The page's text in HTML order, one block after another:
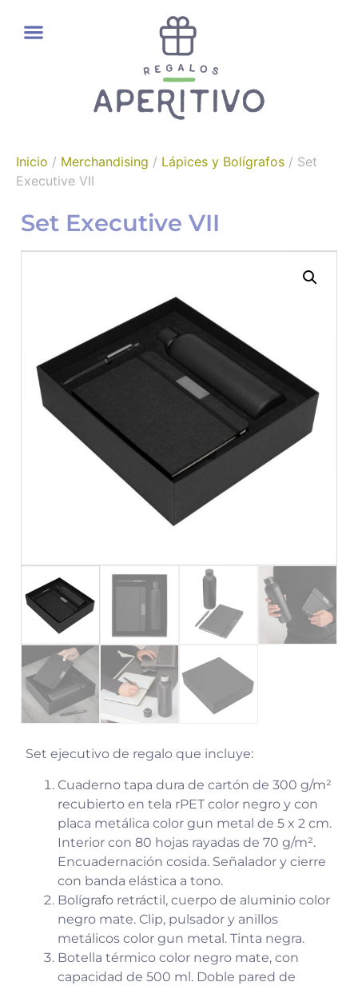
Inicio / Merchandising / Lápices y Bolígrafos / Set
Executive VII
Set Executive VII
Set ejecutivo de regalo que incluye:
Cuaderno tapa dura de cartón de 300 g/m²
recubierto en tela rPET color negro y con
placa metálica color gun metal de 5 x 2 cm.
Interior con 80 hojas rayadas de 70 g/m².
Encuadernación cosida. Señalador y cierre
con banda elástica a tono.
Bolígrafo retráctil, cuerpo de aluminio color
negro mate. Clip, pulsador y anillos
metálicos color gun metal. Tinta negra.
Botella térmico color negro mate, con
capacidad de 500 ml. Doble pared de